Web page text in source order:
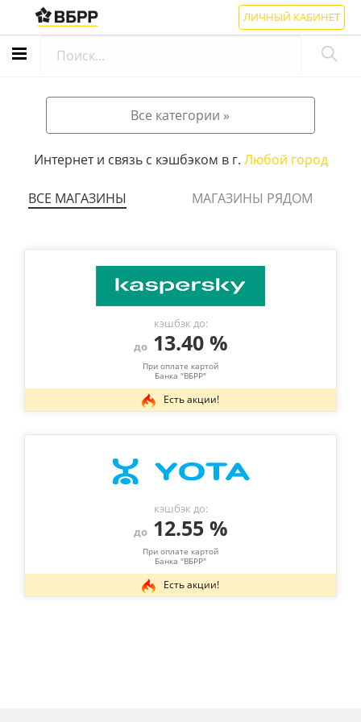
ЛИЧНЫЙ КАБИНЕТ
Все категории »
Интернет и связь с кэшбэком в г. Любой город
ВСЕ МАГАЗИНЫ МАГАЗИНЫ РЯДОМ
кэшбэк до:
до13.40 %
При оплате картой
Банка "ВБРР"
Есть акции!
кэшбэк до:
до12.55 %
При оплате картой
Банка "ВБРР"
Есть акции!